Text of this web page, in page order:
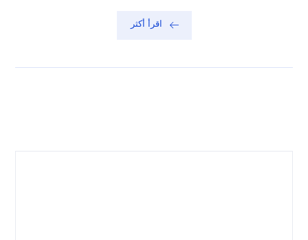
اقرأ أكثر